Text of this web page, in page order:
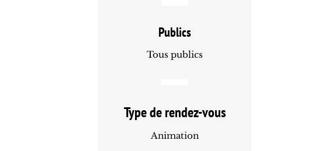
Publics
Tous publics
Type de rendez-vous
Animation